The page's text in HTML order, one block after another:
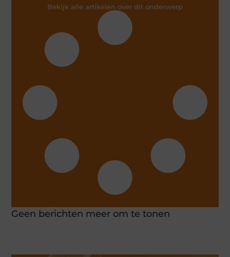
Bekijk alle artikelen over dit onderwerp
Geen berichten meer om te tonen